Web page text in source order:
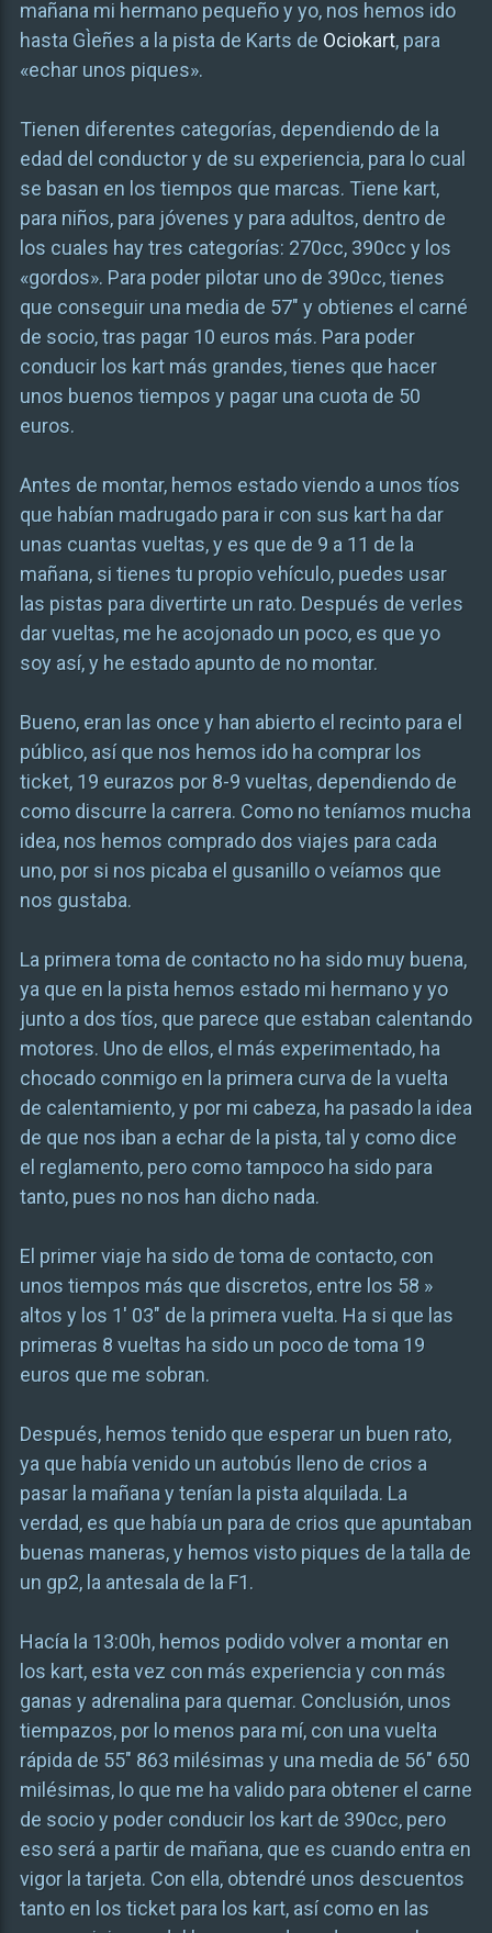
mañana mi hermano pequeño y yo, nos hemos ido
hasta GÌeñes a la pista de Karts de Ociokart, para
«echar unos piques».
Tienen diferentes categorías, dependiendo de la
edad del conductor y de su experiencia, para lo cual
se basan en los tiempos que marcas. Tiene kart,
para niños, para jóvenes y para adultos, dentro de
los cuales hay tres categorías: 270cc, 390cc y los
«gordos». Para poder pilotar uno de 390cc, tienes
que conseguir una media de 57″ y obtienes el carné
de socio, tras pagar 10 euros más. Para poder
conducir los kart más grandes, tienes que hacer
unos buenos tiempos y pagar una cuota de 50
euros.
Antes de montar, hemos estado viendo a unos tíos
que habían madrugado para ir con sus kart ha dar
unas cuantas vueltas, y es que de 9 a 11 de la
mañana, si tienes tu propio vehículo, puedes usar
las pistas para divertirte un rato. Después de verles
dar vueltas, me he acojonado un poco, es que yo
soy así, y he estado apunto de no montar.
Bueno, eran las once y han abierto el recinto para el
público, así que nos hemos ido ha comprar los
ticket, 19 eurazos por 8-9 vueltas, dependiendo de
como discurre la carrera. Como no teníamos mucha
idea, nos hemos comprado dos viajes para cada
uno, por si nos picaba el gusanillo o veíamos que
nos gustaba.
La primera toma de contacto no ha sido muy buena,
ya que en la pista hemos estado mi hermano y yo
junto a dos tíos, que parece que estaban calentando
motores. Uno de ellos, el más experimentado, ha
chocado conmigo en la primera curva de la vuelta
de calentamiento, y por mi cabeza, ha pasado la idea
de que nos iban a echar de la pista, tal y como dice
el reglamento, pero como tampoco ha sido para
tanto, pues no nos han dicho nada.
El primer viaje ha sido de toma de contacto, con
unos tiempos más que discretos, entre los 58 »
altos y los 1′ 03″ de la primera vuelta. Ha si que las
primeras 8 vueltas ha sido un poco de toma 19
euros que me sobran.
Después, hemos tenido que esperar un buen rato,
ya que había venido un autobús lleno de crios a
pasar la mañana y tenían la pista alquilada. La
verdad, es que había un para de crios que apuntaban
buenas maneras, y hemos visto piques de la talla de
un gp2, la antesala de la F1.
Hacía la 13:00h, hemos podido volver a montar en
los kart, esta vez con más experiencia y con más
ganas y adrenalina para quemar. Conclusión, unos
tiempazos, por lo menos para mí, con una vuelta
rápida de 55″ 863 milésimas y una media de 56″ 650
milésimas, lo que me ha valido para obtener el carne
de socio y poder conducir los kart de 390cc, pero
eso será a partir de mañana, que es cuando entra en
vigor la tarjeta. Con ella, obtendré unos descuentos
tanto en los ticket para los kart, así como en las